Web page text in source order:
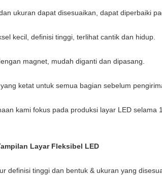
ukuran dapat disesuaikan, dapat diperbaiki
kecil, definisi tinggi, terlihat cantik dan hidup.
magnet, mudah diganti dan dipasang.
ketat untuk semua bagian sebelum
kami fokus pada produksi layar LED selama
Layar Fleksibel LED
definisi tinggi dan bentuk & ukuran yang